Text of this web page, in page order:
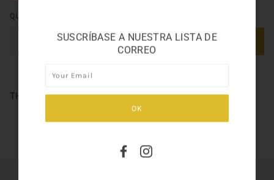
QUANTITY
ADD TO CART
THE MOST WANTED PARFUM 3.38
SUSCRÍBASE A NUESTRA LISTA DE
CORREO